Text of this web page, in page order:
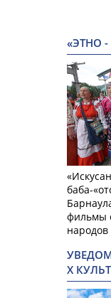
«ЭТНО
баба-
фильмы
народов
Х